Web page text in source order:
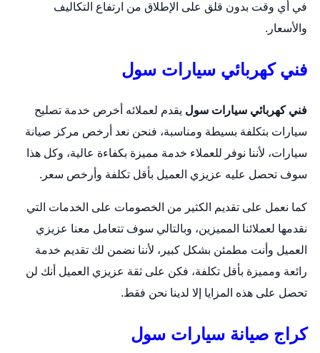
في أي وقت بدون قلق على الإطلاق من ارتفاع التكاليف
والأسعار.
فني كهربائي سيارات سول
فني كهربائي سيارات سول يقدم لعملائه أخرص خدمة تصليح
سيارات بتكلفة بسيطة ومناسبة، فنحن نعد أرخص مركز صيانة
سيارات، لأننا نوفر للعملاء خدمة مميزة بكفاءة عالية، وكل هذا
سوف تحصل عليه عزيزي العميل بأقل تكلفة وأرخص سعر.
كما نعمل على تقديم الكثير من الخصومات على الخدمات التي
نقدمها لعملائنا المميزين، وبالتالي سوف تتعامل معنا عزيزي
العميل وأنت مطمئن بشكل كبير، لأننا نضمن لك تقديم خدمة
رائعة ومميزة بأقل تكلفة، فكن على ثقة عزيزي العميل أنك لن
تحصل على هذه المزايا إلا لدينا نحن فقط.
كراج صيانة سيارات سول